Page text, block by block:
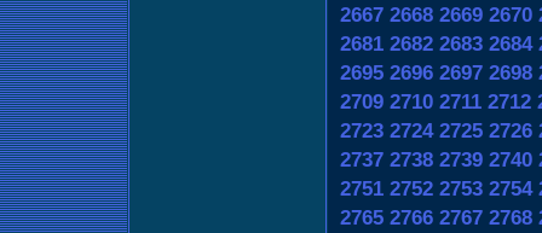
2667 2668 2669 2670
2681 2682 2683 2684
2695 2696 2697 2698
2709 2710 2711 2712
2723 2724 2725 2726
2737 2738 2739 2740
2751 2752 2753 2754
2765 2766 2767 2768